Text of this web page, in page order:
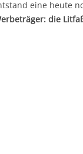
eine heute
die